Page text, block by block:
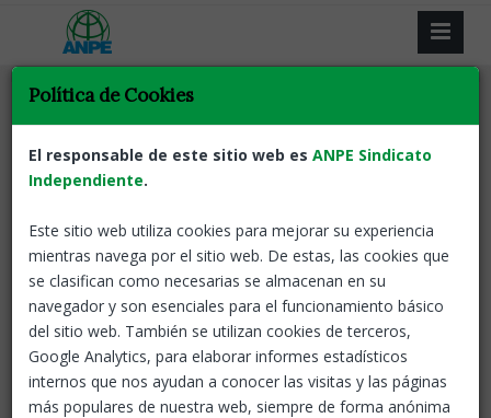
Adeu, curs 2021/22!
Política de Cookies
El responsable de este sitio web es ANPE Sindicato
Independiente.
Este sitio web utiliza cookies para mejorar su experiencia
mientras navega por el sitio web. De estas, las cookies que
se clasifican como necesarias se almacenan en su
navegador y son esenciales para el funcionamiento básico
del sitio web. También se utilizan cookies de terceros,
Google Analytics, para elaborar informes estadísticos
internos que nos ayudan a conocer las visitas y las páginas
más populares de nuestra web, siempre de forma anónima